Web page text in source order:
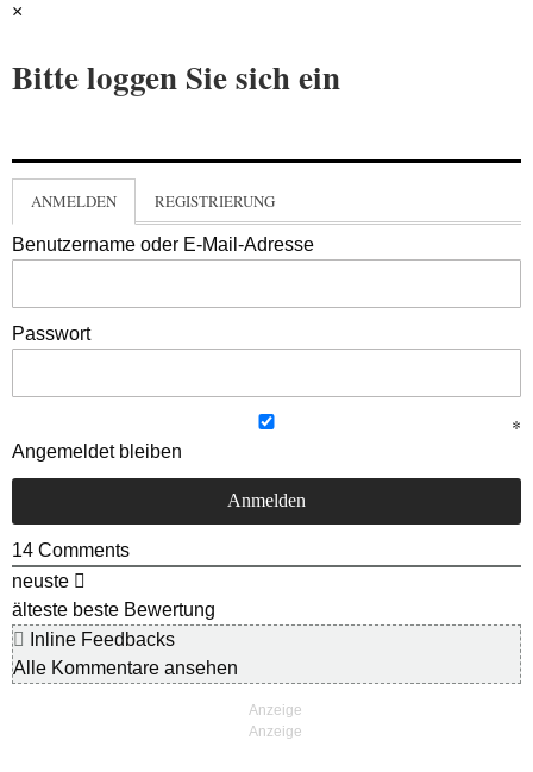
×
Bitte loggen Sie sich ein
ANMELDEN REGISTRIERUNG
Benutzername oder E-Mail-Adresse
Passwort
Angemeldet bleiben
14 Comments
neuste
älteste beste Bewertung
Inline Feedbacks
Alle Kommentare ansehen